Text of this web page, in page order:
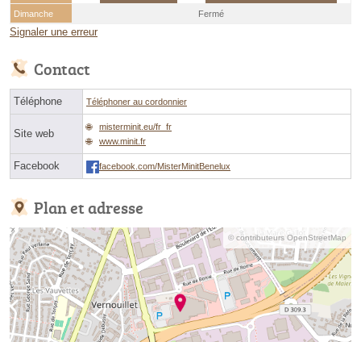
Dimanche
Fermé
Signaler une erreur
Contact
Téléphone Téléphoner au cordonnier
Site web
misterminit.eu/fr_fr
www.minit.fr
Facebook facebook.com/MisterMinitBenelux
Plan et adresse
© contributeurs OpenStreetMap